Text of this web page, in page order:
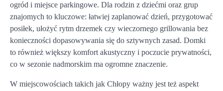
ogród i miejsce parkingowe. Dla rodzin z dziećmi oraz grup
znajomych to kluczowe: łatwiej zaplanować dzień, przygotować
posiłek, ułożyć rytm drzemek czy wieczornego grillowania bez
konieczności dopasowywania się do sztywnych zasad. Domki
to również większy komfort akustyczny i poczucie prywatności,
co w sezonie nadmorskim ma ogromne znaczenie.
W miejscowościach takich jak Chłopy ważny jest też aspekt